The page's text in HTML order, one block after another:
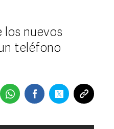
los nuevos
teléfono